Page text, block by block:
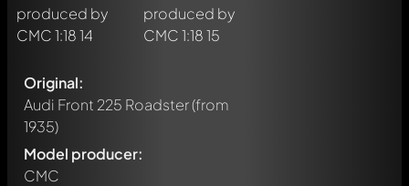
Original:
Audi Front 225 Roadster(from
1935)
Model producer:
CMC